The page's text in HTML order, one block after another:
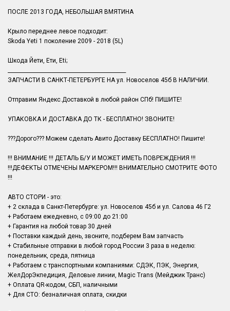
ПОСЛЕ 2013 ГОДА, НЕБОЛЬШАЯ ВМЯТИНА
Крыло переднее левое подходит:
Skoda Yeti 1 поколение 2009 - 2018 (5L)
Шкода Йети, Ети, Eti;
ЗАПЧАСТИ В САНКТ-ПЕТЕРБУРГЕ НА ул. Новоселов 45б В НАЛИЧИИ.
Отправим Яндекс.Доставкой в любой район СПб! ПИШИТЕ!
УПАКОВКА И ДОСТАВКА ДО ТК - БЕСПЛАТНО! ЗВОНИТЕ!
???Дорого??? Можем сделать Авито Доставку БЕСПЛАТНО! Пишите!
!!! ВНИМАНИЕ !!! ДЕТАЛЬ Б/У И МОЖЕТ ИМЕТЬ ПОВРЕЖДЕНИЯ !!!
!!!ДЕФЕКТЫ ОТМЕЧЕНЫ МАРКЕРОМ!!! ВНИМАТЕЛЬНО СМОТРИТЕ ФОТО
!!!
АВТО СТОРИ - это:
+ 2 склада в Санкт-Петербурге: ул. Новоселов 45б и ул. Салова 46 Г2
+ Работаем ежедневно, с 09:00 до 21:00
+ Гарантия на любой товар 30 дней
+ Поставки каждый день, звоните, подберем Вам запчасть
+ Стабильные отправки в любой город России 3 раза в неделю:
понедельник, среда, пятница
+ Работаем с транспортными компаниями: СДЭК, ПЭК, Энергия,
ЖелДорЭкпедиция, Деловые линии, Magic Trans (Мейджик Транс)
+ Оплата QR-кодом, СБП, наличными
+ Для СТО: безналичная оплата, скидки